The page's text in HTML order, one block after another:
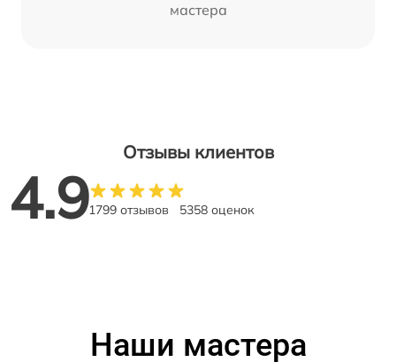
мастера
Отзывы клиентов
4.91799 отзывов 5358 оценок
Наши мастера